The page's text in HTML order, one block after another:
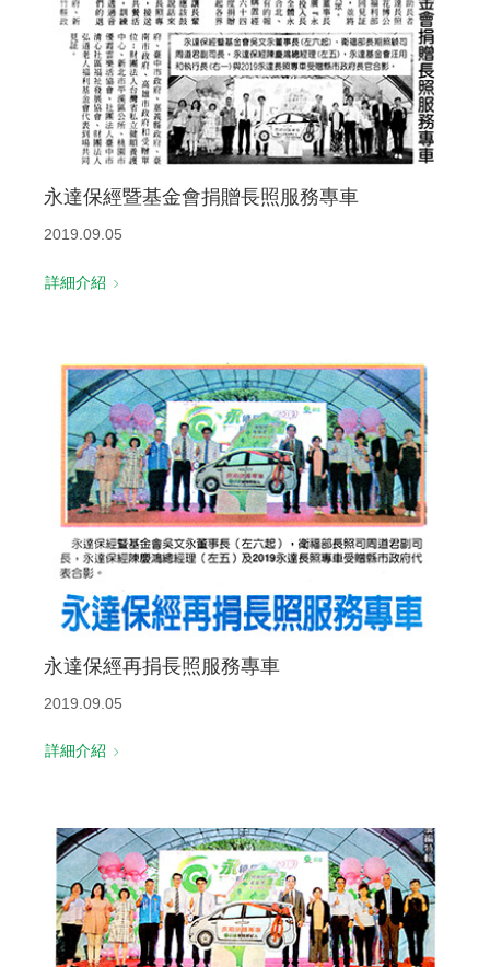
永達保經暨基金會捐贈長照服務專車
2019.09.05
詳細介紹
永達保經再捐長照服務專車
2019.09.05
詳細介紹